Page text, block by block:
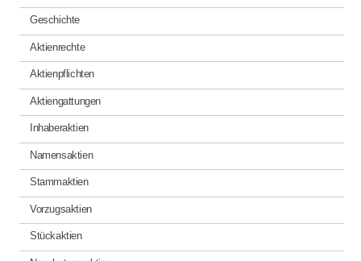
Geschichte
Aktienrechte
Aktienpflichten
Aktiengattungen
Inhaberaktien
Namensaktien
Stammaktien
Vorzugsaktien
Stückaktien